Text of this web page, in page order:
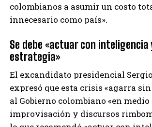
colombianos a asumir un costo
innecesario como país».
Se debe «actuar con inteligencia
estrategia»
El excandidato presidencial
expresó que esta crisis «agarra
al Gobierno colombiano «en medio
improvisación y discursos